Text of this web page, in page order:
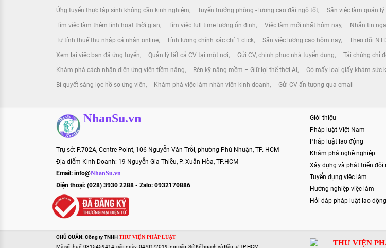
Ứng tuyển thực tập sinh không cần kinh nghiệm Tuyển trưởng phòng - lương cao đãi ngộ tốt Săn việc làm quản
Tìm việc làm thêm linh hoạt thời gian Tìm việc full time lương ổn định Việc làm mới nhất hôm nay Nhắn tin
Tự tính thuế thu nhập cá nhân online Tính lương chính xác chỉ 1 click Săn việc lương cao hôm nay Theo dõi
Xem lại việc bạn đã ứng tuyển Quản lý tất cả CV tại một nơi Gửi CV, chinh phục nhà tuyển dụng Tải chứng chỉ
Khám phá cách nhận diện ứng viên tiềm năng Rèn kỹ năng mềm – Giữ lợi thế thời AI Có mấy loại giấy khám sức
Bí quyết sàng lọc hồ sơ ứng viên Khám phá việc làm nhân viên kinh doanh Gửi CV ấn tượng qua email
NhanSu.vn
Trụ sở: P.702A, Centre Point, 106 Nguyễn Văn Trỗi, phường Phú Nhuận, TP. HCM
Địa điểm Kinh Doanh: 19 Nguyễn Gia Thiều, P. Xuân Hòa, TP.HCM
Email: info@NhanSu.vn
Điện thoại: (028) 3930 2288 - Zalo: 0932170886
Giới thiệu
Pháp luật Việt Nam
Pháp luật lao động
Khám phá nghề nghiệp
Xây dựng và phát triển đội
Tuyển dụng việc làm
Hướng nghiệp việc làm
Hỏi đáp pháp luật lao động
CHỦ QUẢN: Công ty TNHHTHƯ VIỆN PHÁP LUẬT
Mã số thuế: 0315459414, cấp ngày: 04/01/2019, nơi cấp: Sở Kế hoạch và Đầu tư TP HCM.
THƯ VIỆN